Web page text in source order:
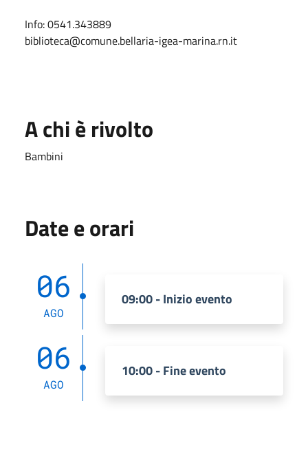
Info: 0541.343889
biblioteca@comune.bellaria-igea-marina.rn.it
A chi è rivolto
Bambini
Date e orari
06
AGO
09:00 - Inizio evento
06
AGO
10:00 - Fine evento